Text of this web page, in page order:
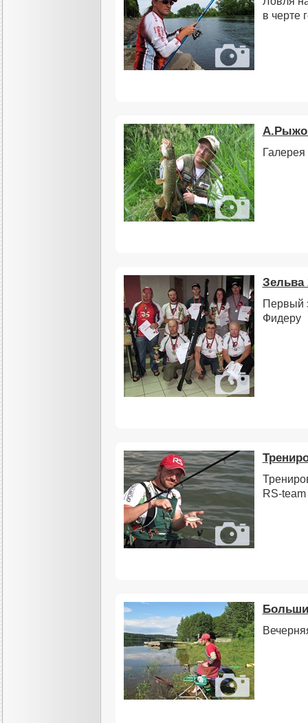
в черте
Зельва
Первый
Фидеру
RS-